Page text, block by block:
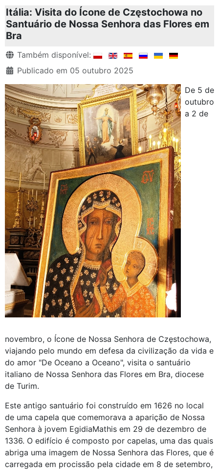
Itália: Visita do Ícone de Częstochowa no
Santuário de Nossa Senhora das Flores em
Bra
Detalhes
Também disponível:
Publicado em 05 outubro 2025
De 5 de
outubro
a 2 de
novembro, o Ícone de Nossa Senhora de Częstochowa,
viajando pelo mundo em defesa da civilização da vida e
do amor "De Oceano a Oceano", visita o santuário
italiano de Nossa Senhora das Flores em Bra, diocese
de Turim.
Este antigo santuário foi construído em 1626 no local
de uma capela que comemorava a aparição de Nossa
Senhora à jovem EgidiaMathis em 29 de dezembro de
1336. O edifício é composto por capelas, uma das quais
abriga uma imagem de Nossa Senhora das Flores, que é
carregada em procissão pela cidade em 8 de setembro,